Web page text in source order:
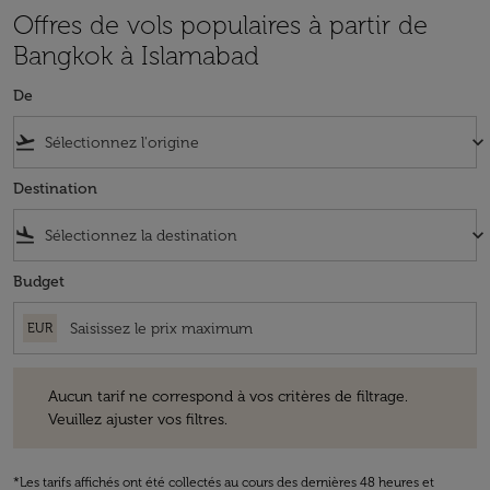
Offres de vols populaires à partir de
Bangkok à Islamabad
De
flight_takeoff keyboard_arrow_down
Destination
flight_land keyboard_arrow_down
Budget
EUR
Aucun tarif ne correspond à vos critères de filtrage.
Veuillez ajuster vos filtres.
*Les tarifs affichés ont été collectés au cours des dernières 48 heures et